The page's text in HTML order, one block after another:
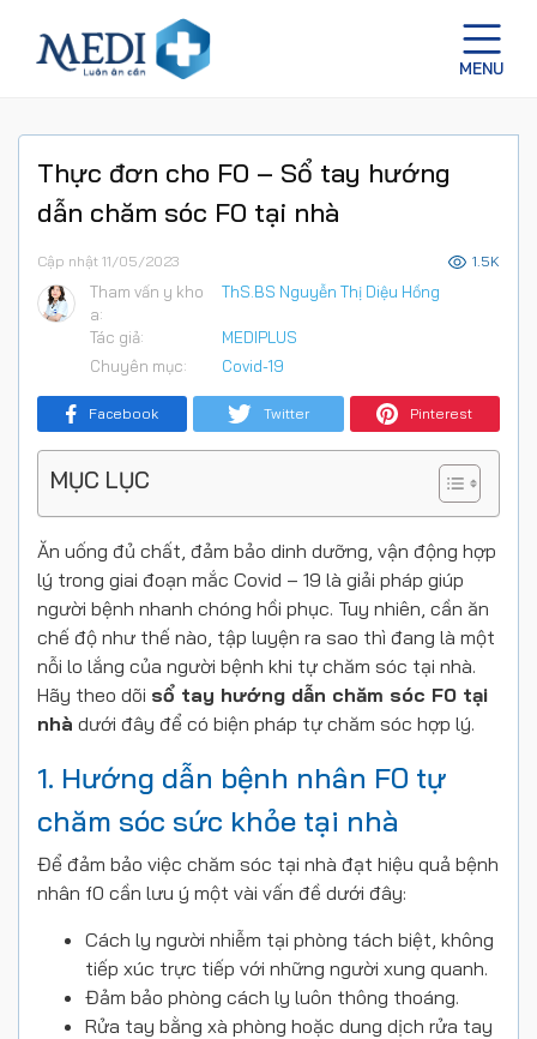
Thực đơn cho F0 – Sổ tay hướng
dẫn chăm sóc F0 tại nhà
Cập nhật 11/05/2023 1.5K
Tham vấn y kho
a:
ThS.BS Nguyễn Thị Diệu Hồng
Tác giả:
MEDIPLUS
Chuyên mục:
Covid-19
Facebook Twitter Pinterest
MỤC LỤC
Ăn uống đủ chất, đảm bảo dinh dưỡng, vận động hợp
lý trong giai đoạn mắc Covid – 19 là giải pháp giúp
người bệnh nhanh chóng hồi phục. Tuy nhiên, cần ăn
chế độ như thế nào, tập luyện ra sao thì đang là một
nỗi lo lắng của người bệnh khi tự chăm sóc tại nhà.
Hãy theo dõi sổ tay hướng dẫn chăm sóc F0 tại
nhà dưới đây để có biện pháp tự chăm sóc hợp lý.
1. Hướng dẫn bệnh nhân F0 tự
chăm sóc sức khỏe tại nhà
Để đảm bảo việc chăm sóc tại nhà đạt hiệu quả bệnh
nhân f0 cần lưu ý một vài vấn đề dưới đây:
Cách ly người nhiễm tại phòng tách biệt, không
tiếp xúc trực tiếp với những người xung quanh.
Đảm bảo phòng cách ly luôn thông thoáng.
Rửa tay bằng xà phòng hoặc dung dịch rửa tay